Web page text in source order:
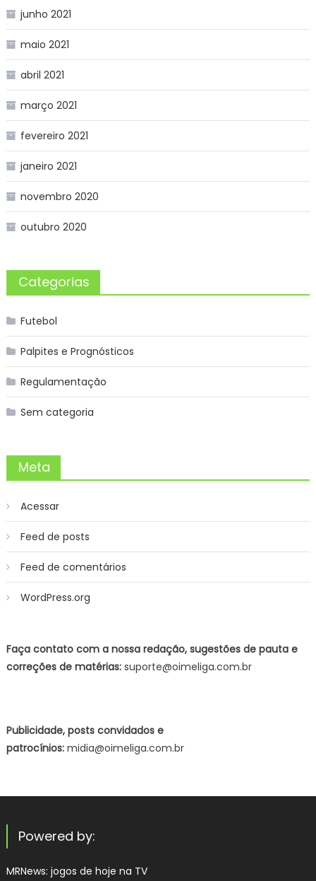
junho 2021
maio 2021
abril 2021
março 2021
fevereiro 2021
janeiro 2021
novembro 2020
outubro 2020
Categorias
Futebol
Palpites e Prognósticos
Regulamentação
Sem categoria
Meta
Acessar
Feed de posts
Feed de comentários
WordPress.org
Faça contato com a nossa redação, sugestões de pauta e
correções de matérias:suporte@oimeliga.com.br
Publicidade, posts convidados e
patrocínios:midia@oimeliga.com.br
Powered by:
MRNews: jogos de hoje na TV